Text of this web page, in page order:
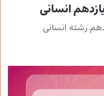
انسانی
رشته انسانی